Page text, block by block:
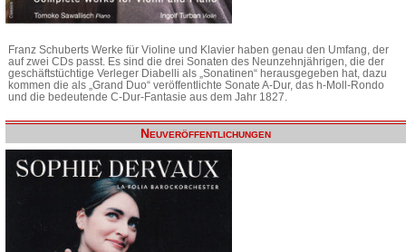
Franz Schuberts Werke für Violine und Klavier haben genau den Umfang, der
auf zwei CDs passt. Es sind die drei Sonaten des Neunzehnjährigen, die der
geschäftstüchtige Verleger Diabelli als „Sonatinen“ herausgegeben hat, dazu
kommen die als „Grand Duo“ veröffentlichte Sonate A-Dur, das h-Moll-Rondo
und die bedeutende C-Dur-Fantasie aus dem Jahr 1827.
Neuveröffentlichungen